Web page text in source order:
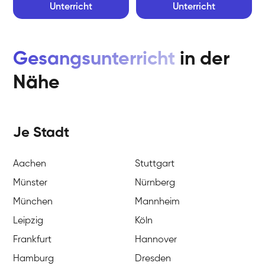
Unterricht Unterricht
Gesangsunterricht in der
Nähe
Je Stadt
Aachen
Stuttgart
Münster
Nürnberg
München
Mannheim
Leipzig
Köln
Frankfurt
Hannover
Hamburg
Dresden